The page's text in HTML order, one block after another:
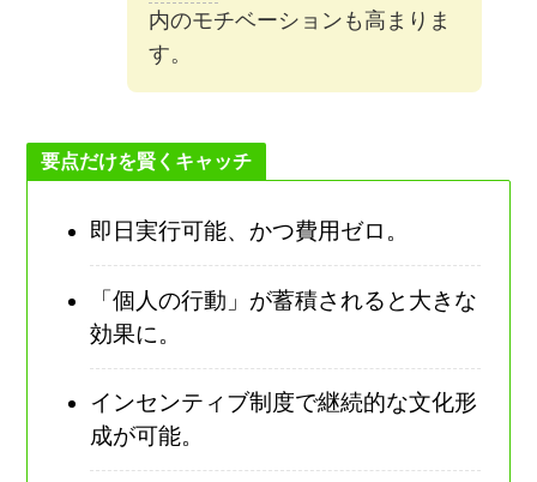
内のモチベーションも高まりま
す。
要点だけを賢くキャッチ
即日実行可能、かつ費用ゼロ。
「個人の行動」が蓄積されると大きな
効果に。
インセンティブ制度で継続的な文化形
成が可能。